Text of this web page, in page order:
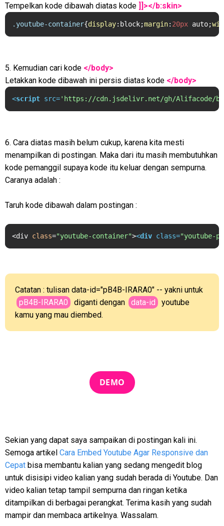
Tempelkan kode dibawah diatas kode ]]></b:skin>
.youtube-container{display:block;margin: 20px auto;
5. Kemudian cari kode </body>
Letakkan kode dibawah ini persis diatas kode </body>
<script src='https://cdn.jsdelivr.net/gh/Alifacode/
6. Cara diatas masih belum cukup, karena kita mesti
menampilkan di postingan. Maka dari itu masih membutuhkan
kode pemanggil supaya kode itu keluar dengan sempurna.
Caranya adalah :
Taruh kode dibawah dalam postingan :
<div class="youtube-container"><div class="youtube-
Catatan : tulisan data-id="pB4B-IRARA0" -- yakni untuk
pB4B-IRARA0
diganti dengan data-id
youtube
kamu yang mau diembed.
DEMO
Sekian yang dapat saya sampaikan di postingan kali ini.
Semoga artikel Cara Embed Youtube Agar Responsive dan
Cepat bisa membantu kalian yang sedang mengedit blog
untuk disisipi video kalian yang sudah berada di Youtube. Dan
video kalian tetap tampil sempurna dan ringan ketika
ditampilkan di berbagai perangkat. Terima kasih yang sudah
mampir dan membaca artikelnya. Wassalam.